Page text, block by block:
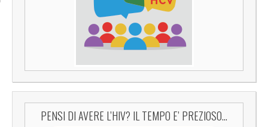
PENSI DI AVERE L’HIV? IL TEMPO E’ PREZIOSO…